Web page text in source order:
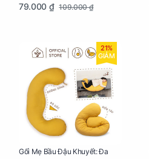
Của Mẹ Và Bé
79.000 ₫ 109.000 ₫
21%
GIẢM
Gối Mẹ Bầu Đậu Khuyết: Đa